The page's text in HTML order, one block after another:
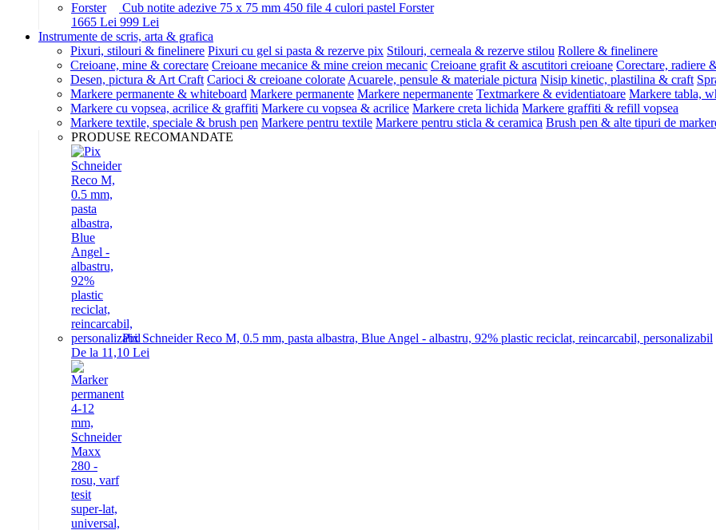
Cub notite adezive 75 x 75 mm 450 file 4 culori pastel Forster
1665 Lei 999 Lei
Instrumente de scris, arta & grafica
Pixuri, stilouri & finelinere Pixuri cu gel si pasta & rezerve pix Stilouri, cerneala & rezerve stilou Rollere & finelinere
Creioane, mine & corectare Creioane mecanice & mine creion mecanic Creioane grafit & ascutitori creioane Corectare, radiere
Desen, pictura & Art Craft Carioci & creioane colorate Acuarele, pensule & materiale pictura Nisip kinetic, plastilina & craft
Markere permanente & whiteboard Markere permanente Markere nepermanente Textmarkere & evidentiatoare Markere tabla,
Markere cu vopsea, acrilice & graffiti Markere cu vopsea & acrilice Markere creta lichida Markere graffiti & refill vopsea
Markere textile, speciale & brush pen Markere pentru textile Markere pentru sticla & ceramica Brush pen & alte tipuri de
PRODUSE RECOMANDATE
Pix Schneider Reco M, 0.5 mm, pasta albastra, Blue Angel - albastru, 92% plastic reciclat, reincarcabil, personalizabil
De la 11,10 Lei